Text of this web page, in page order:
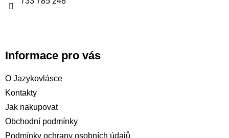
Informace pro vás
O Jazykovlásce
Kontakty
Jak nakupovat
Obchodní podmínky
Podmínky ochrany osobních údajů